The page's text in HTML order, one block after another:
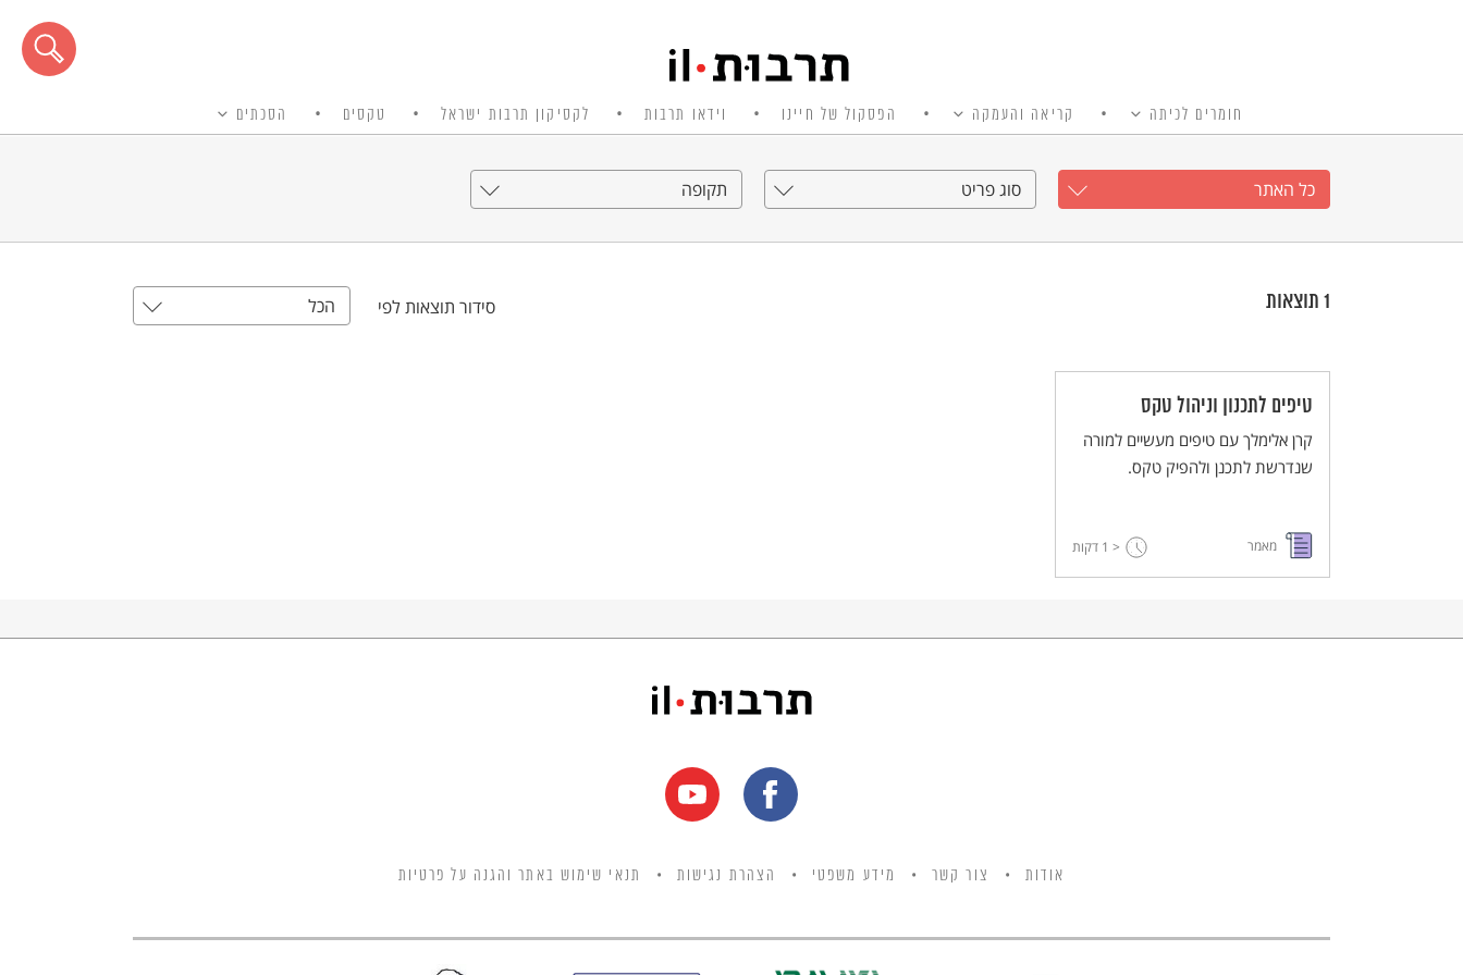
חומרים לכיתה קריאה והעמקה הפסקול של חיינו וידאו תרבות לקסיקון תרבות ישראל טקסים הסכתים
כל האתר סוג פריט תקופה
1 תוצאות סידור תוצאות לפי הכל
טיפים לתכנון וניהול טקס
קרן אלימלך עם טיפים מעשיים למורה
שנדרשת לתכנן ולהפיק טקס.
מאמר < 1 דקות
אודות צור קשר מידע משפטי הצהרת נגישות תנאי שימוש באתר והגנה על פרטיות